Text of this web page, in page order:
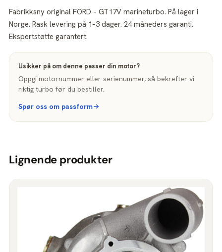
Fabrikksny original FORD – GT17V marineturbo. På lager i
Norge. Rask levering på 1–3 dager. 24 måneders garanti.
Ekspertstøtte garantert.
Usikker på om denne passer din motor?
Oppgi motornummer eller serienummer, så bekrefter vi
riktig turbo før du bestiller.
Spør oss om passform
Lignende produkter